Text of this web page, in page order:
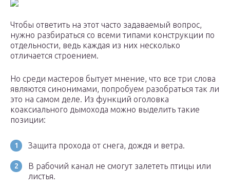
Чтобы ответить на этот часто задаваемый вопрос,
нужно разбираться со всеми типами конструкции по
отдельности, ведь каждая из них несколько
отличается строением.
Но среди мастеров бытует мнение, что все три слова
являются синонимами, попробуем разобраться так ли
это на самом деле. Из функций оголовка
коаксиального дымохода можно выделить такие
позиции:
Защита прохода от снега, дождя и ветра.
В рабочий канал не смогут залететь птицы или
листья.